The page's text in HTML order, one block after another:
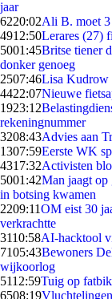
jaar
6220:02Ali B. moet 3
4912:50Lerares (27)
5001:45Britse tiener
donker genoeg
2507:46Lisa Kudrow
4422:07Nieuwe
1923:12
rekeningnummer
3208:43Advies aan
1307:59Eerste WK
4317:32Activisten
5001:42Man jaagt op
in botsing kwamen
2209:11OM eist 30
verkrachtte
3110:58AI-hacktool
7105:43Bewoners
wijkoorlog
5112:59Tuig op
6508:19